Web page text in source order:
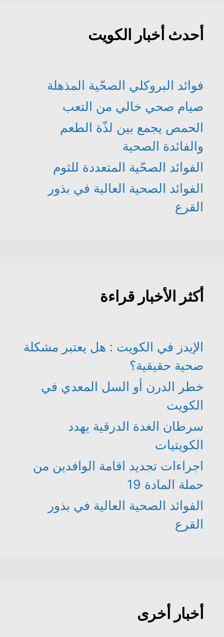
أحدث أخبار الكويت
فوائد البروكلي الصحّية المذهلة
صيام صحي خالي من التعب
الحمص يجمع بين لذّة الطعم
والفائدة الصحية
الفوائد الصحّية المتعددة للثوم
الفوائد الصحية العالية في بذور
القرع
أكثر الأخبار قراءة
الإيدز في الكويت : هل يعتبر مشكلة
صحية حقيقية؟
خطر الدرن أو السل المعدي في
الكويت
سرطان الغدة الدرقية يهدد
الكويتيات
اجراءات تجديد اقامة الوافدين من
حملة المادة 19
الفوائد الصحية العالية في بذور
القرع
أخبار أخرى